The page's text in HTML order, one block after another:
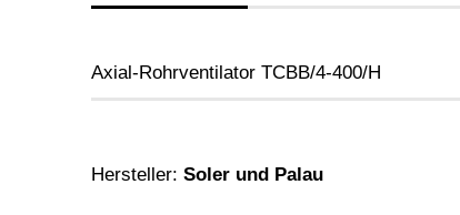
Axial-Rohrventilator TCBB/4-400/H
Hersteller: Soler und Palau